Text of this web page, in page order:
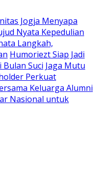
Jogja Menyapa
Nyata Kepedulian
Langkah,
Humoriezt Siap Jadi
Bulan Suci Jaga Mutu
Perkuat
Keluarga Alumni
Nasional untuk